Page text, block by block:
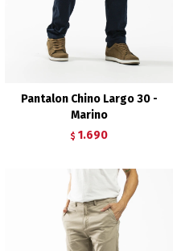
Pantalon Chino Largo 30 -
Marino
$ 1.690